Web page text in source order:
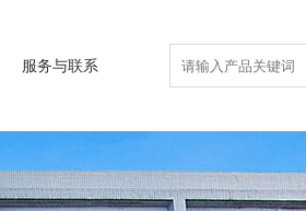
服务与联系